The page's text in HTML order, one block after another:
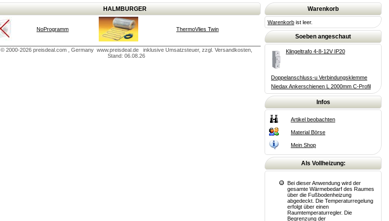
HALMBURGER
NoProgramm ThermoVlies Twin
© 2000-2026 preisdeal.com , Germany www.preisdeal.de inklusive Umsatzsteuer, zzgl. Versandkosten,
Stand: 06.08.26
Warenkorb
Warenkorb ist leer.
Soeben angeschaut
Klingeltrafo 4-8-12V IP20
Doppelanschluss-u Verbindungsklemme
Niedax Ankerschienen L 2000mm C-Profil
Infos
Artikel beobachten
Material Börse
Mein Shop
Als Vollheizung:
Bei dieser Anwendung wird der
gesamte Wärmebedarf des Raumes
über die Fußbodenheizung
abgedeckt. Die Temperaturregelung
erfolgt über einen
Raumtemperaturregler. Die
Begrenzung der